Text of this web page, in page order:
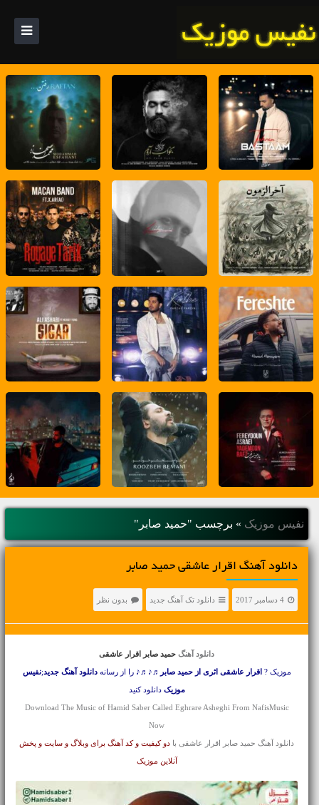
نفیس موزیک » برچسب "حمید صابر"
دانلود آهنگ اقرار عاشقی حمید صابر
4 دسامبر 2017 دانلود تک آهنگ جدید بدون نظر
دانلود آهنگحمید صابر اقرار عاشقی
موزیک ? اقرار عاشقی اثری از حمید صابر ♬♪♬♪ را از رسانهدانلود آهنگ جدید;نفیس
موزیک دانلود کنید
Download The Music of Hamid Saber Called Eghrare Asheghi From NafisMusic
Now
دانلود آهنگ حمید صابر اقرار عاشقی با دو کیفیت و کد آهنگ برای وبلاگ و سایت و پخش
آنلاین موزیک